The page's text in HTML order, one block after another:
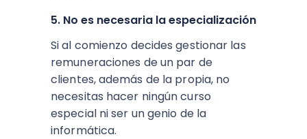
5. No es necesaria la especialización
Si al comienzo decides gestionar las
remuneraciones de un par de
clientes, además de la propia, no
necesitas hacer ningún curso
especial ni ser un genio de la
informática.